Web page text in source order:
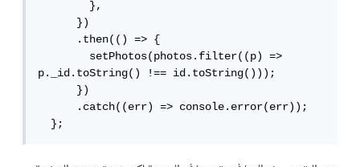
        },
      })
      .then(() => {
        setPhotos(photos.filter((p) =>
p._id.toString() !== id.toString()));
      })
      .catch((err) => console.error(err));
  };